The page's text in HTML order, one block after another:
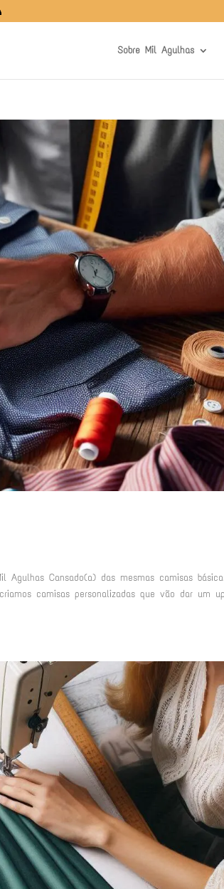
Sobre Mil Agulhas
Agulhas Cansado(a) das mesmas camisas
camisas personalizadas que vão dar um